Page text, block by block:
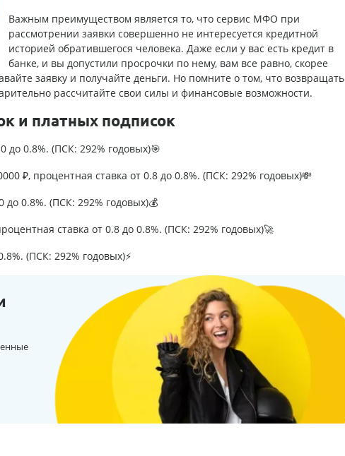
Важным преимуществом является то, что сервис МФО при
рассмотрении заявки совершенно не интересуется кредитной
историей обратившегося человека. Даже если у вас есть кредит в
банке, и вы допустили просрочки по нему, вам все равно, скорее
заявку и получайте деньги. Но помните о том, что возвращать
рассчитайте свои силы и финансовые возможности.
и платных подписок
до 0.8%. (ПСК: 292% годовых)🎯
₽, процентная ставка от 0.8 до 0.8%. (ПСК: 292% годовых)💸
до 0.8%. (ПСК: 292% годовых)💰
ставка от 0.8 до 0.8%. (ПСК: 292% годовых)🚀
(ПСК: 292% годовых)⚡